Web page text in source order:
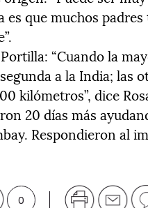
es que muchos
“Cuando la
a la India; las
kilómetros”, dice
20 días más
Respondieron al
0